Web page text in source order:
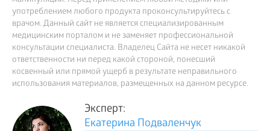
употреблением любого продукта проконсультируйтесь с
врачом. Данный сайт не является специализированным
медицинским порталом и не заменяет профессиональной
консультации специалиста. Владелец Сайта не несет никакой
ответственности ни перед какой стороной, понесший
косвенный или прямой ущерб в результате неправильного
использования материалов, размещенных на данном ресурсе.
Эксперт:
Екатерина Подваленчук